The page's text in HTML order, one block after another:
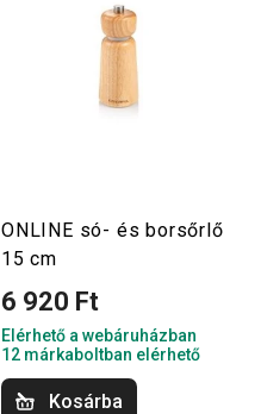
ONLINE só- és borsőrlő
15 cm
6 920 Ft
Elérhető a webáruházban
12 márkaboltban elérhető
Kosárba